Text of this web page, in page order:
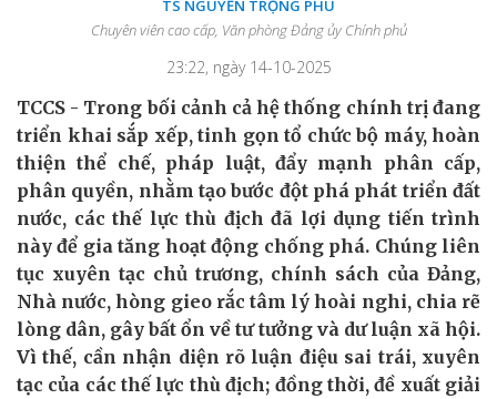
TS NGUYỄN TRỌNG PHÚ
Chuyên viên cao cấp, Văn phòng Đảng ủy Chính phủ
23:22, ngày 14-10-2025
TCCS - Trong bối cảnh cả hệ thống chính trị đang
triển khai sắp xếp, tinh gọn tổ chức bộ máy, hoàn
thiện thể chế, pháp luật, đẩy mạnh phân cấp,
phân quyền, nhằm tạo bước đột phá phát triển đất
nước, các thế lực thù địch đã lợi dụng tiến trình
này để gia tăng hoạt động chống phá. Chúng liên
tục xuyên tạc chủ trương, chính sách của Đảng,
Nhà nước, hòng gieo rắc tâm lý hoài nghi, chia rẽ
lòng dân, gây bất ổn về tư tưởng và dư luận xã hội.
Vì thế, cần nhận diện rõ luận điệu sai trái, xuyên
tạc của các thế lực thù địch; đồng thời, đề xuất giải